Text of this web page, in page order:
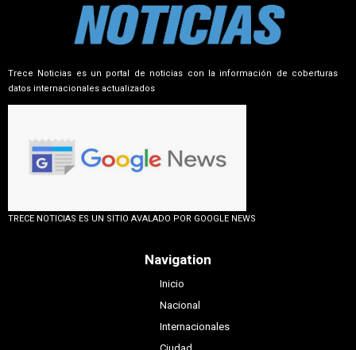
Trece Noticias es un portal de noticias con la información de coberturas
datos internacionales actualizados
TRECE NOTICIAS ES UN SITIO AVALADO POR GOOGLE NEWS
Navigation
Inicio
Nacional
Internacionales